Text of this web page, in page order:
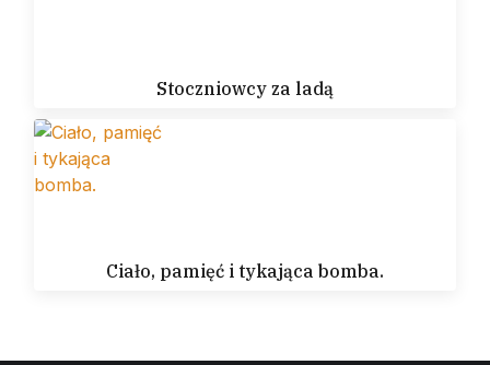
Stoczniowcy za ladą
Ciało, pamięć i tykająca bomba.